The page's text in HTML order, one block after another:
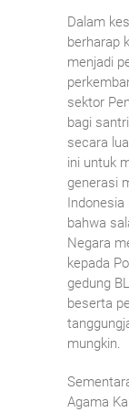
Dalam
berharap
menjadi
sektor
bagi
secara
ini untuk
generasi
Indonesia
bahwa
Negara
kepada
gedung
beserta
mungkin.
Agama